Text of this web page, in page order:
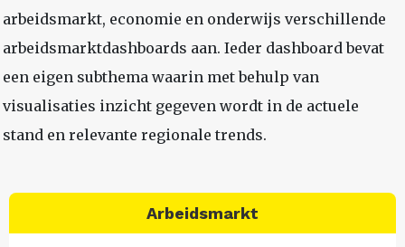
arbeidsmarkt, economie en onderwijs verschillende
arbeidsmarktdashboards aan. Ieder dashboard bevat
een eigen subthema waarin met behulp van
visualisaties inzicht gegeven wordt in de actuele
stand en relevante regionale trends.
Arbeidsmarkt